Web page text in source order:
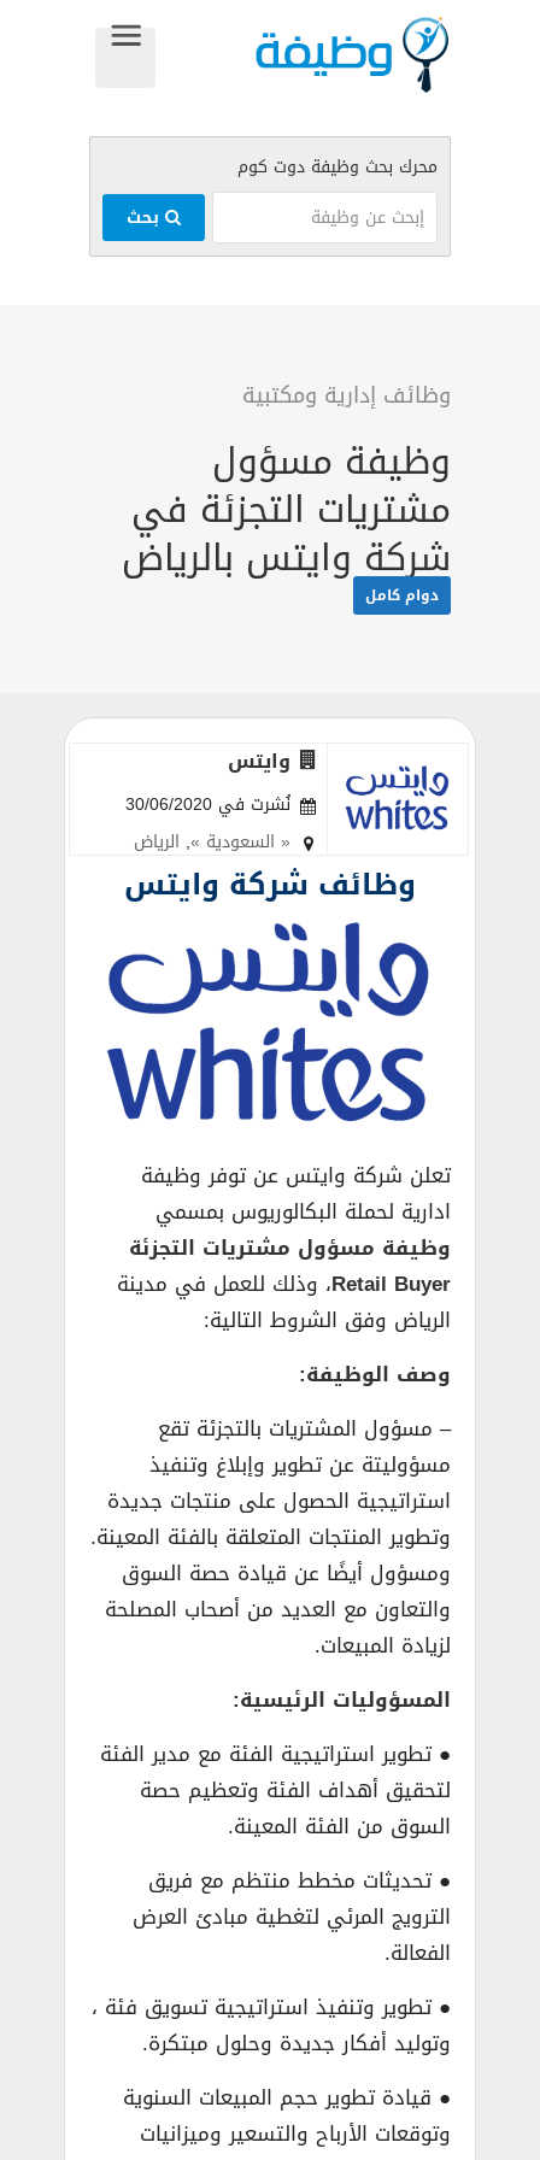
وظائف إدارية ومكتبية
وظيفة مسؤول
مشتريات التجزئة في
شركة وايتس بالرياض
دوام كامل
وايتس
نُشرت في 30/06/2020
« السعودية », الرياض
وظائف شركة وايتس
تعلن شركة وايتس عن توفر وظيفة
ادارية لحملة البكالوريوس بمسمي
وظيفة مسؤول مشتريات التجزئة
Retail Buyer، وذلك للعمل في مدينة
الرياض وفق الشروط التالية:
وصف الوظيفة:
– مسؤول المشتريات بالتجزئة تقع
مسؤوليتة عن تطوير وإبلاغ وتنفيذ
استراتيجية الحصول على منتجات جديدة
وتطوير المنتجات المتعلقة بالفئة المعينة.
ومسؤول أيضًا عن قيادة حصة السوق
والتعاون مع العديد من أصحاب المصلحة
لزيادة المبيعات.
المسؤوليات الرئيسية:
● تطوير استراتيجية الفئة مع مدير الفئة
لتحقيق أهداف الفئة وتعظيم حصة
السوق من الفئة المعينة.
● تحديثات مخطط منتظم مع فريق
الترويج المرئي لتغطية مبادئ العرض
الفعالة.
● تطوير وتنفيذ استراتيجية تسويق فئة ،
وتوليد أفكار جديدة وحلول مبتكرة.
● قيادة تطوير حجم المبيعات السنوية
وتوقعات الأرباح والتسعير وميزانيات